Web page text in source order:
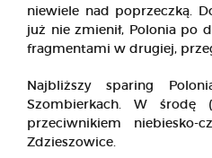
niewiele nad poprzeczką.
już nie zmienił, Polonia po
fragmentami w drugiej,
Najbliższy sparing
Szombierkach. W środę
przeciwnikiem niebiesko-
Zdzieszowice.